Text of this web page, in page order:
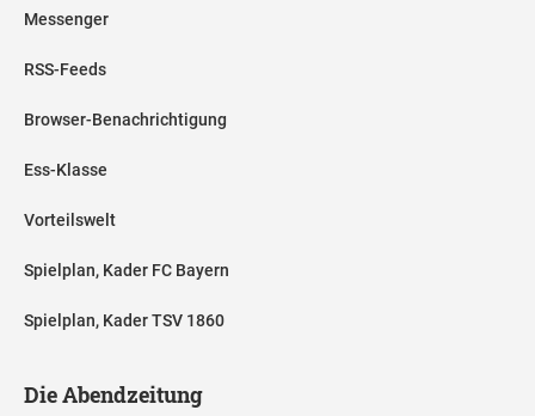
Messenger
RSS-Feeds
Browser-Benachrichtigung
Ess-Klasse
Vorteilswelt
Spielplan, Kader FC Bayern
Spielplan, Kader TSV 1860
Die Abendzeitung